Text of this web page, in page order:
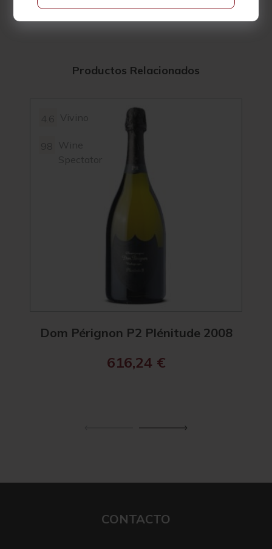
Productos Relacionados
Vivino
Wine
Spectator
Dom Pérignon P2 Plénitude 2008
616,24 €
CONTACTO